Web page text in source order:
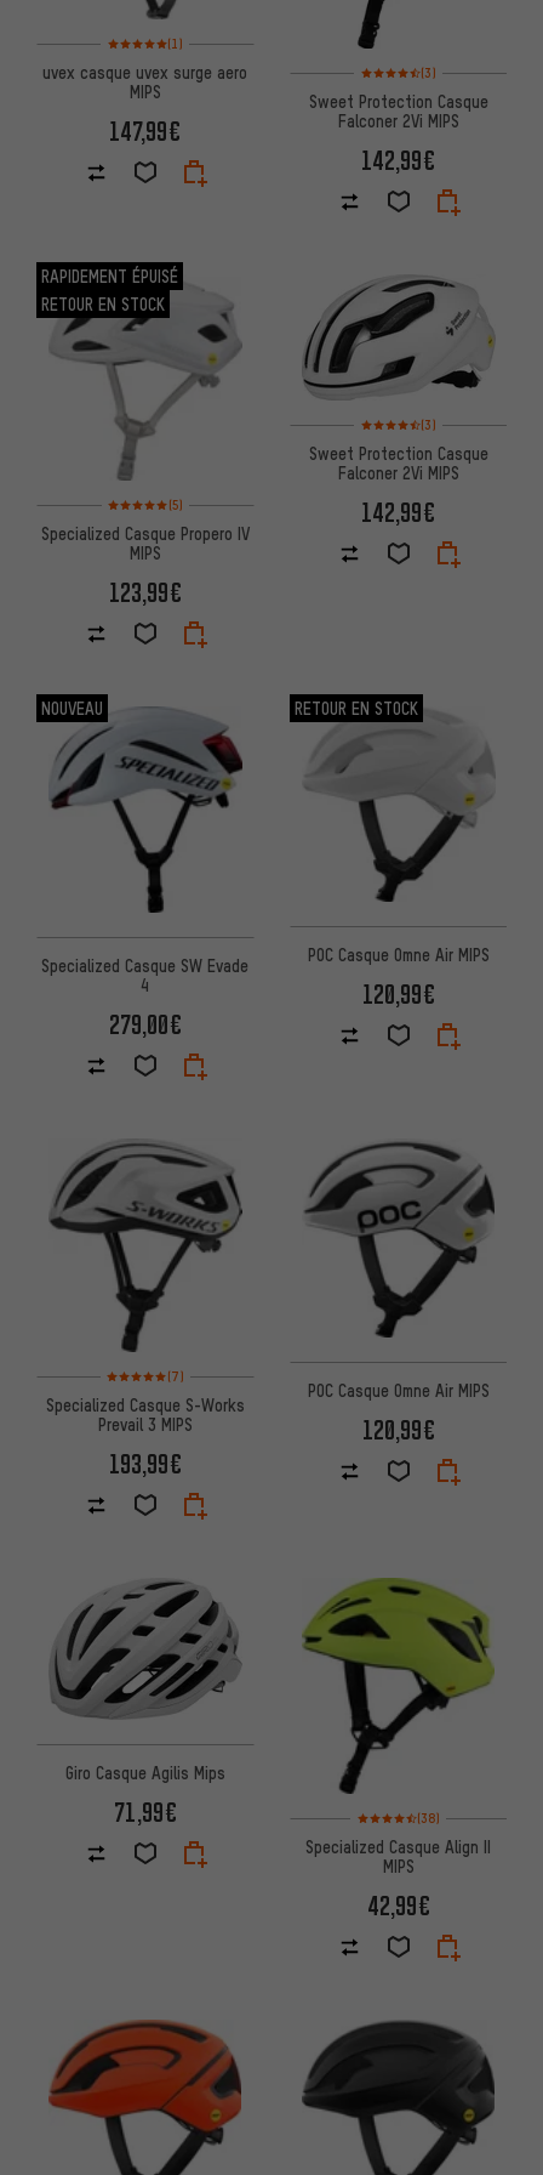
Note moyenne : 5 sur 5 d'après 1 avis
(1)
uvex casque uvex surge aero
MIPS
147,99€
Note moyenne : 4,5 sur 5
(3)
Sweet Protection Casque
Falconer 2Vi MIPS
142,99€
RAPIDEMENT ÉPUISÉ
RETOUR EN STOCK
Note moyenne : 5 sur 5 d'après 5 avis
(5)
Specialized Casque Propero IV
MIPS
123,99€
Note moyenne : 4,5 sur 5
(3)
Sweet Protection Casque
Falconer 2Vi MIPS
142,99€
NOUVEAU
Specialized Casque SW Evade
4
279,00€
RETOUR EN STOCK
POC Casque Omne Air MIPS
120,99€
Note moyenne : 5 sur 5 d'après 7 avis
(7)
Specialized Casque S-Works
Prevail 3 MIPS
193,99€
POC Casque Omne Air MIPS
120,99€
Giro Casque Agilis Mips
71,99€ Note moyenne : 4,5 sur 5
(38)
Specialized Casque Align II
MIPS
42,99€